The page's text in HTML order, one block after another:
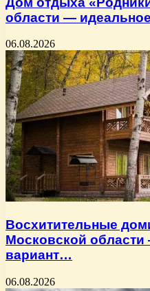
области —
06.08.2026
Восхитительные
Московской
вариант…
06.08.2026